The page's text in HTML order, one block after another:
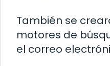
También se
motores de
el correo